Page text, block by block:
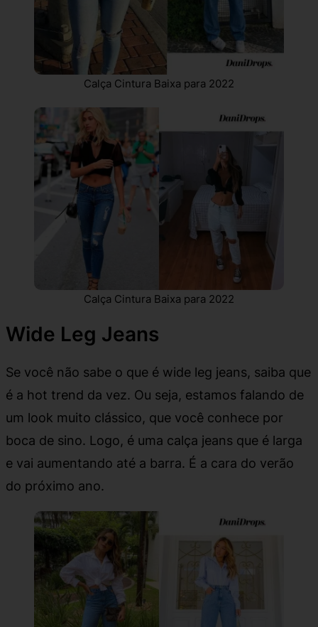
Calça Cintura Baixa para 2022
Calça Cintura Baixa para 2022
Wide Leg Jeans
Se você não sabe o que é wide leg jeans, saiba que
é a hot trend da vez. Ou seja, estamos falando de
um look muito clássico, que você conhece por
boca de sino. Logo, é uma calça jeans que é larga
e vai aumentando até a barra. É a cara do verão
do próximo ano.